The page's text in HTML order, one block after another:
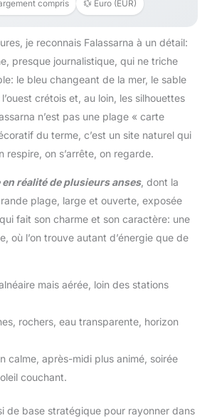
compris 💱 Euro (EUR)
je reconnais Falassarna à un détail:
presque journalistique, qui ne triche
le bleu changeant de la mer, le sable
crétois et, au loin, les silhouettes
n’est pas une plage « carte
du terme, c’est un site naturel qui
respire, on s’arrête, on regarde.
réalité de plusieurs anses, dont la
plage, large et ouverte, exposée
fait son charme et son caractère: une
où l’on trouve autant d’énergie que de
mais aérée, loin des stations
rochers, eau transparente, horizon
calme, après-midi plus animé, soirée
couchant.
de base stratégique pour rayonner dans